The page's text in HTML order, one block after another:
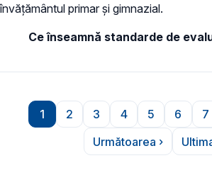
învățământul primar și gimnazial.
Ce înseamnă standarde de
Paginare
Pagina
1
Pagina
2
Pagina
3
Pagina
4
Pagina
5
Pagina
6 7
Pagina
Următoarea ›